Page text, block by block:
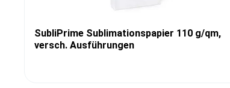
SubliPrime Sublimationspapier 110 g/qm,
versch. Ausführungen